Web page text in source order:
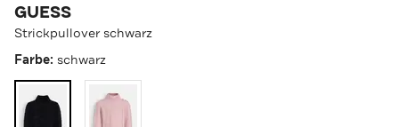
GUESS
Strickpullover schwarz
Farbe: schwarz